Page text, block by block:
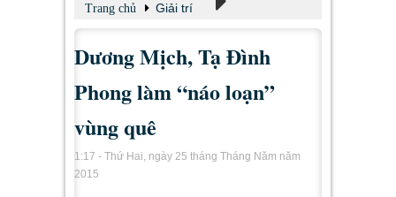
Trang chủ Giải trí
Xem - Nghe - Đọc
Dương Mịch, Tạ Đình
Phong làm “náo loạn”
vùng quê
1:17 - Thứ Hai, ngày 25 tháng Tháng Năm năm
2015